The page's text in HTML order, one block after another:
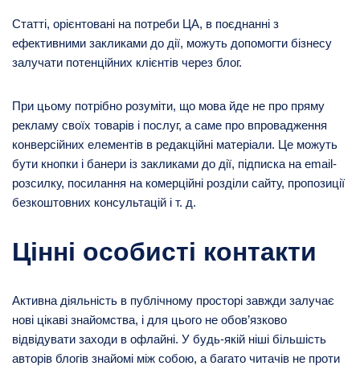
Статті, орієнтовані на потреби ЦА, в поєднанні з
ефективними закликами до дії, можуть допомогти бізнесу
залучати потенційних клієнтів через блог.
При цьому потрібно розуміти, що мова йде не про пряму
рекламу своїх товарів і послуг, а саме про впровадження
конверсійних елементів в редакційні матеріали. Це можуть
бути кнопки і банери із закликами до дії, підписка на email-
розсилку, посилання на комерційні розділи сайту, пропозиції
безкоштовних консультацій і т. д.
Цінні особисті контакти
Активна діяльність в публічному просторі завжди залучає
нові цікаві знайомства, і для цього не обов’язково
відвідувати заходи в офлайні. У будь-якій ніші більшість
авторів блогів знайомі між собою, а багато читачів не проти